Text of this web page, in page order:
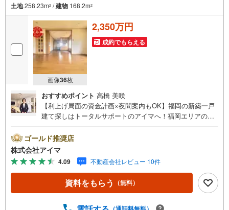
土地258.23m2 /建物 168.2m2
画像36枚
2,350万円
成約でもらえる
おすすめポイント 高橋 美咲
【利上げ局面の資金計画×夜間案内もOK】福岡の新築一戸
建て探しはトータルサポートのアイマへ！福岡エリアの最
画」から「物件選び」まで全力でバックアップいたしま
す。＼株式会社アイマが選ばれる2大サポート/【プロ目線
のローンの提案力】大手ネット銀行をはじめ多数の金融機
関と提携。お借入期間「最長50年」のプランや今注目の低
金利プランなど、購入後の生活にゆとりを持たせるための
最適な資金計画をご提案します。【フットワーク軽い安心
いて移動が大変」という方も大歓迎。平日・夜間の現地案
ゴールド推奨店
株式会社アイマ
4.09 不動産会社レビュー 10件
資料をもらう （無料）